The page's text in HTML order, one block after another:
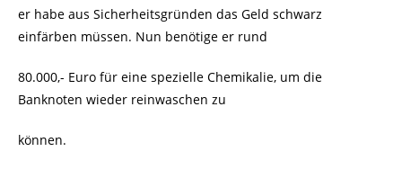
er habe aus Sicherheitsgründen das Geld schwarz
einfärben müssen. Nun benötige er rund
80.000,- Euro für eine spezielle Chemikalie, um die
Banknoten wieder reinwaschen zu
können.